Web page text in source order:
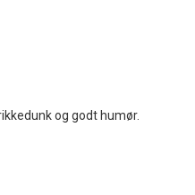
og godt humør.